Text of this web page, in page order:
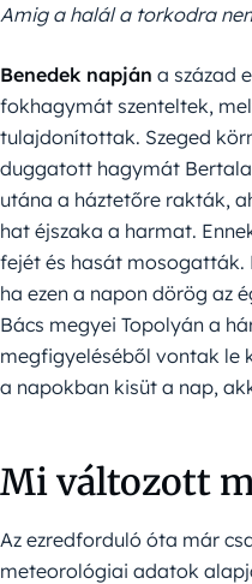
Amig a halál a torkodra
Benedek napján a század
fokhagymát szenteltek,
tulajdonítottak. Szeged
duggatott hagymát
utána a háztetőre rakták,
hat éjszaka a harmat.
fejét és hasát mosogatták.
ha ezen a napon dörög az
Bács megyei Topolyán a
megfigyeléséből vontak le
a napokban kisüt a nap,
Mi változott
Az ezredforduló óta már
meteorológiai adatok